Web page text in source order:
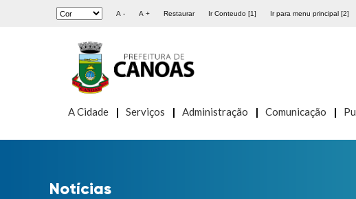
A - A + Restaurar Ir Conteudo [1] Ir para menu principal [2]
A Cidade Serviços Administração Comunicação
Notícias